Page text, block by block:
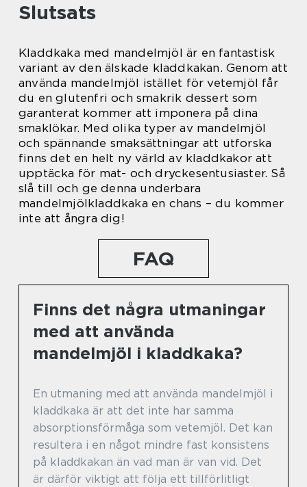
Slutsats
Kladdkaka med mandelmjöl är en fantastisk
variant av den älskade kladdkakan. Genom att
använda mandelmjöl istället för vetemjöl får
du en glutenfri och smakrik dessert som
garanterat kommer att imponera på dina
smaklökar. Med olika typer av mandelmjöl
och spännande smaksättningar att utforska
finns det en helt ny värld av kladdkakor att
upptäcka för mat- och dryckesentusiaster. Så
slå till och ge denna underbara
mandelmjölkladdkaka en chans – du kommer
inte att ångra dig!
FAQ
Finns det några utmaningar
med att använda
mandelmjöl i kladdkaka?
En utmaning med att använda mandelmjöl i
kladdkaka är att det inte har samma
absorptionsförmåga som vetemjöl. Det kan
resultera i en något mindre fast konsistens
på kladdkakan än vad man är van vid. Det
är därför viktigt att följa ett tillförlitligt